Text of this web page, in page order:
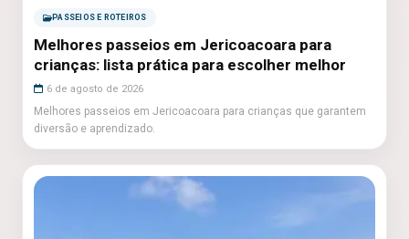
PASSEIOS E ROTEIROS
Melhores passeios em Jericoacoara para
crianças: lista prática para escolher melhor
6 de agosto de 2026
Melhores passeios em Jericoacoara para crianças que garantem
diversão e aprendizado.